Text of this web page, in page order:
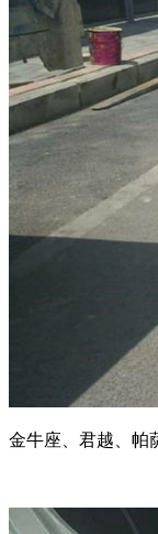
金牛座、君越、帕